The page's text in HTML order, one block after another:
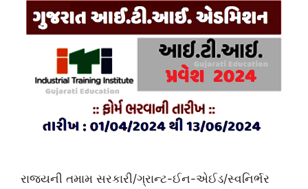
રાજ્યની તમામ સરકારી/ગ્રાન્ટ-ઈન-એઈડ/સ્વનિર્ભર